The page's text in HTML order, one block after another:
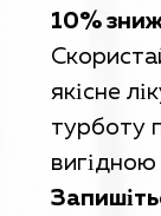
10%
якісне
турботу